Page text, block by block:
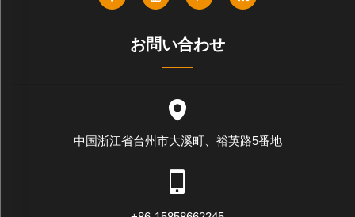
お問い合わせ
中国浙江省台州市大溪町、裕英路5番地